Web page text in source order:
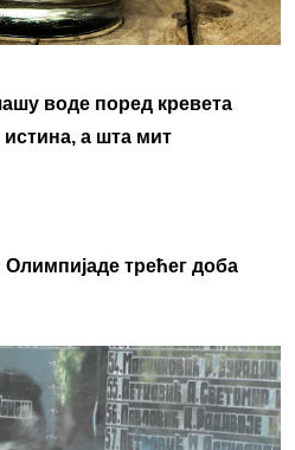
воде поред кревета
а шта мит
трећег доба